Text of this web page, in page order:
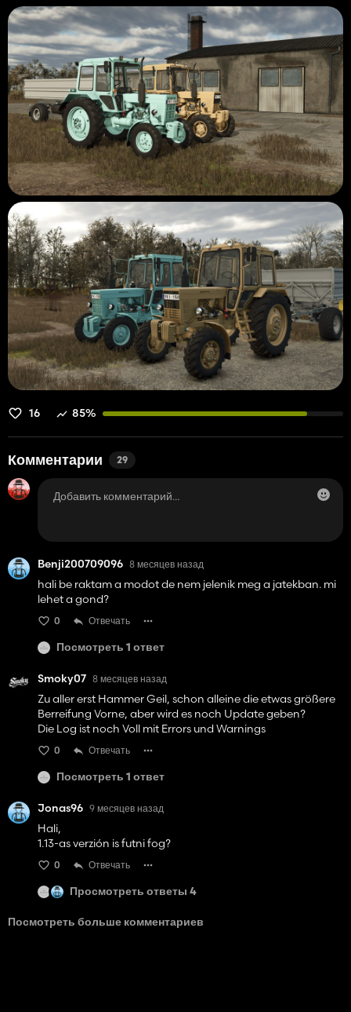
16 85%
Комментарии 29
Benji200709096 8 месяцев назад
hali be raktam a modot de nem jelenik meg a jatekban. mi
lehet a gond?
0 Отвечать
Посмотреть 1 ответ
Smoky07 8 месяцев назад
Zu aller erst Hammer Geil, schon alleine die etwas größere
Berreifung Vorne, aber wird es noch Update geben?
Die Log ist noch Voll mit Errors und Warnings
0 Отвечать
Посмотреть 1 ответ
Jonas96 9 месяцев назад
Hali,
1.13-as verzión is futni fog?
0 Отвечать
Просмотреть ответы 4
Посмотреть больше комментариев